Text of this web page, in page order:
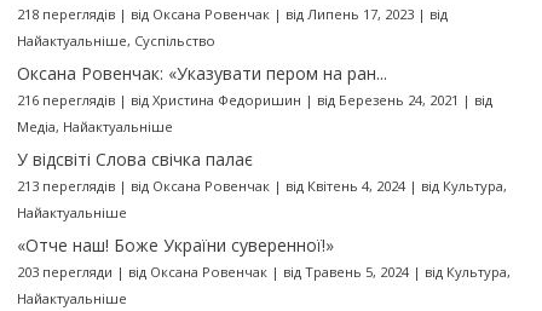
218 переглядів| від Оксана Ровенчак| від Липень 17, 2023| від
Найактуальніше, Суспільство
Оксана Ровенчак: «Указувати пером на ран...
216 переглядів| від Христина Федоришин | від Березень 24, 2021 | від
Медіа, Найактуальніше
У відсвіті Слова свічка палає
213 переглядів| від Оксана Ровенчак| від Квітень 4, 2024| від Культура,
Найактуальніше
«Отче наш! Боже України суверенної!»
203 перегляди | від Оксана Ровенчак| від Травень 5, 2024| від Культура,
Найактуальніше